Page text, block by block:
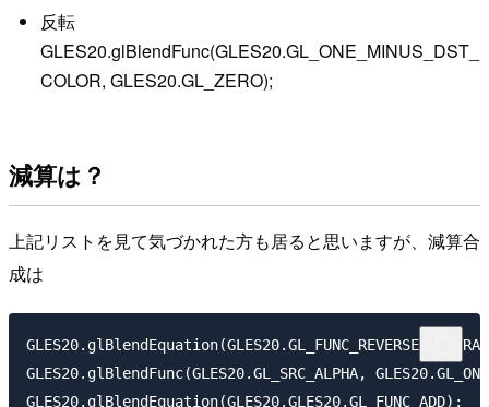
反転
GLES20.glBlendFunc(GLES20.GL_ONE_MINUS_DST_
COLOR, GLES20.GL_ZERO);
減算は？
上記リストを見て気づかれた方も居ると思いますが、減算合
成は
GLES20.glBlendFunc(GLES20.GL_SRC_ALPHA,